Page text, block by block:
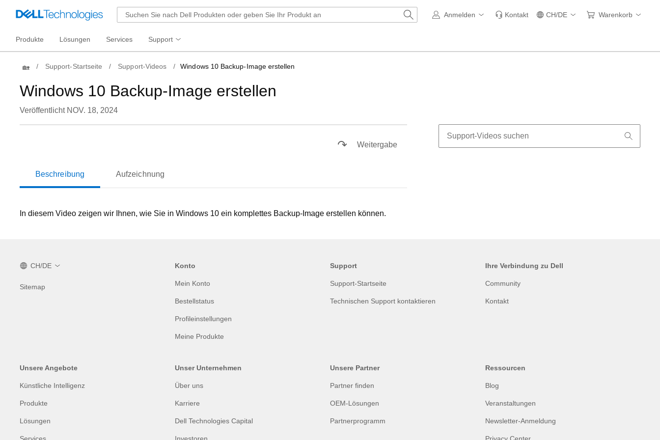
Anmelden Kontakt CH/DE Warenkorb
Produkte Lösungen Services Support
HomeSupport-Startseite Support-Videos Windows 10 Backup-Image erstellen
Windows 10 Backup-Image erstellen
Veröffentlicht NOV. 18, 2024
Video
Weitergabe
Beschreibung Aufzeichnung
In diesem Video zeigen wir Ihnen, wie Sie in Windows 10 ein komplettes Backup-Image erstellen können.
CH/DE
Sitemap
Konto
Mein Konto
Bestellstatus
Profileinstellungen
Meine Produkte
Support
Support-Startseite
Technischen Support kontaktieren
Ihre Verbindung zu Dell
Community
Kontakt
Unsere Angebote
Künstliche Intelligenz
Produkte
Lösungen
Services
Unser Unternehmen
Über uns
Karriere
Dell Technologies Capital
Investoren
Unsere Partner
Partner finden
OEM-Lösungen
Partnerprogramm
Ressourcen
Blog
Veranstaltungen
Newsletter-Anmeldung
Privacy Center